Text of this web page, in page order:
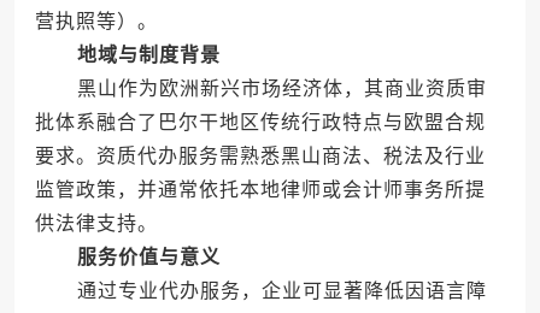
营执照等）。
地域与制度背景
黑山作为欧洲新兴市场经济体，其商业资质审
批体系融合了巴尔干地区传统行政特点与欧盟合规
要求。资质代办服务需熟悉黑山商法、税法及行业
监管政策，并通常依托本地律师或会计师事务所提
供法律支持。
服务价值与意义
通过专业代办服务，企业可显著降低因语言障